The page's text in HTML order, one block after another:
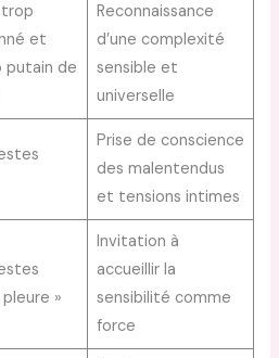
trop
et
putain de
Reconnaissance
d’une complexité
sensible et
universelle
Prise de conscience
des malentendus
et tensions intimes
»
Invitation à
accueillir la
sensibilité comme
force